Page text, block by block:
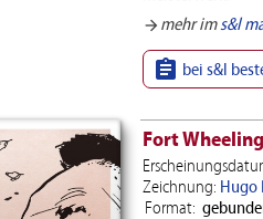
arrow_forward mehr ims&l
 bei s&l
Fort
Zeichnung: Hugo
Format: